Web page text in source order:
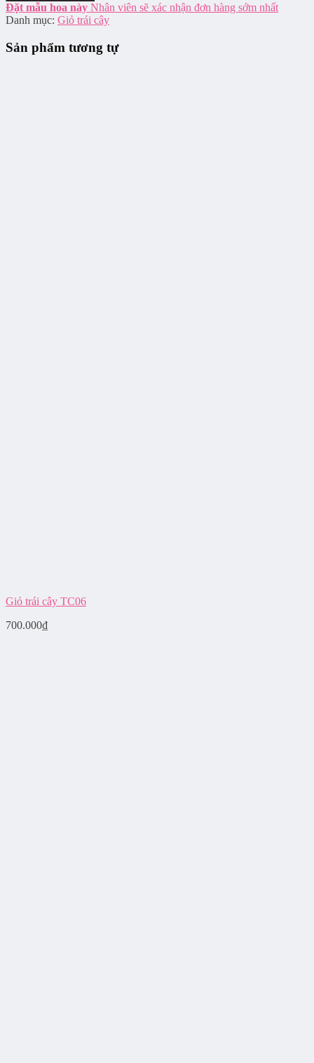
Đặt mẫu hoa này Nhân viên sẽ xác nhận đơn hàng sớm nhất
Danh mục: Giỏ trái cây
Sản phẩm tương tự
Giỏ trái cây TC06
700.000₫